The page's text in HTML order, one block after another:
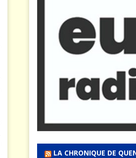
LA CHRONIQUE DE